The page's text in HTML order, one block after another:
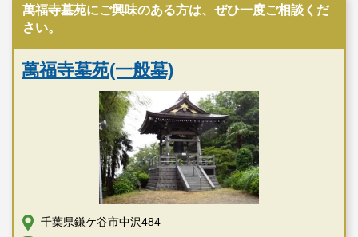
萬福寺墓苑にご興味のある方は、ぜひ一度ご相談くだ
さい。
萬福寺墓苑(一般墓)
千葉県鎌ケ谷市中沢484